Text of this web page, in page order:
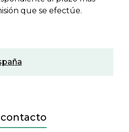
que se efectúe.